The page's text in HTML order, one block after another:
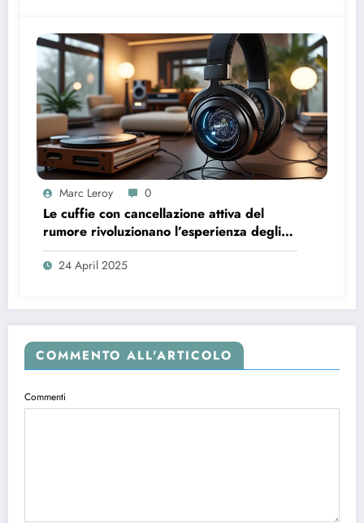
Marc Leroy 0
Le cuffie con cancellazione attiva del
rumore rivoluzionano l’esperienza degli
audiofili più esigenti.
24 April 2025
COMMENTO ALL'ARTICOLO
Commenti